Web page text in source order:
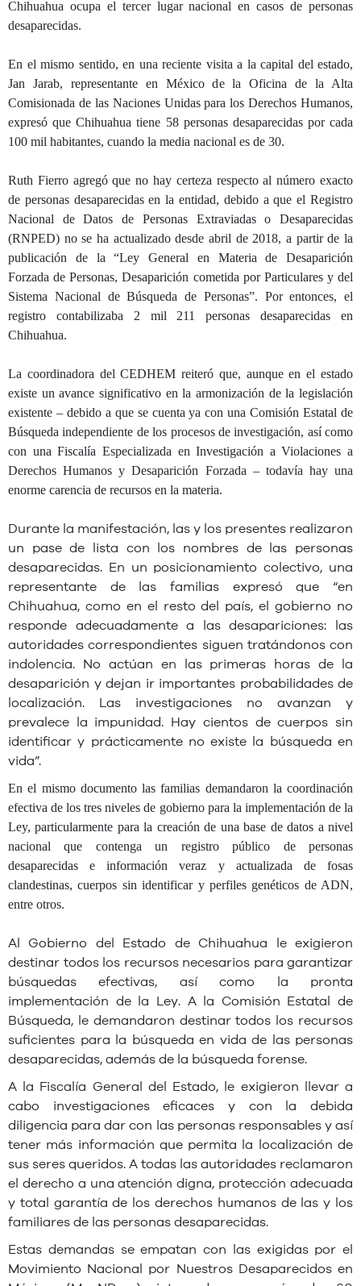
Chihuahua ocupa el tercer lugar nacional en casos de personas
desaparecidas.
En el mismo sentido, en una reciente visita a la capital del estado,
Jan Jarab, representante en México de la Oficina de la Alta
Comisionada de las Naciones Unidas para los Derechos Humanos,
expresó que Chihuahua tiene 58 personas desaparecidas por cada
100 mil habitantes, cuando la media nacional es de 30.
Ruth Fierro agregó que no hay certeza respecto al número exacto
de personas desaparecidas en la entidad, debido a que el Registro
Nacional de Datos de Personas Extraviadas o Desaparecidas
(RNPED) no se ha actualizado desde abril de 2018, a partir de la
publicación de la “Ley General en Materia de Desaparición
Forzada de Personas, Desaparición cometida por Particulares y del
Sistema Nacional de Búsqueda de Personas”. Por entonces, el
registro contabilizaba 2 mil 211 personas desaparecidas en
Chihuahua.
La coordinadora del CEDHEM reiteró que, aunque en el estado
existe un avance significativo en la armonización de la legislación
existente – debido a que se cuenta ya con una Comisión Estatal de
Búsqueda independiente de los procesos de investigación, así como
con una Fiscalía Especializada en Investigación a Violaciones a
Derechos Humanos y Desaparición Forzada – todavía hay una
enorme carencia de recursos en la materia.
Durante la manifestación, las y los presentes realizaron
un pase de lista con los nombres de las personas
desaparecidas. En un posicionamiento colectivo, una
representante de las familias expresó que “en
Chihuahua, como en el resto del país, el gobierno no
responde adecuadamente a las desapariciones: las
autoridades correspondientes siguen tratándonos con
indolencia. No actúan en las primeras horas de la
desaparición y dejan ir importantes probabilidades de
localización. Las investigaciones no avanzan y
prevalece la impunidad. Hay cientos de cuerpos sin
identificar y prácticamente no existe la búsqueda en
vida”.
En el mismo documento las familias demandaron la coordinación
efectiva de los tres niveles de gobierno para la implementación de la
Ley, particularmente para la creación de una base de datos a nivel
nacional que contenga un registro público de personas
desaparecidas e información veraz y actualizada de fosas
clandestinas, cuerpos sin identificar y perfiles genéticos de ADN,
entre otros.
Al Gobierno del Estado de Chihuahua le exigieron
destinar todos los recursos necesarios para garantizar
búsquedas efectivas, así como la pronta
implementación de la Ley. A la Comisión Estatal de
Búsqueda, le demandaron destinar todos los recursos
suficientes para la búsqueda en vida de las personas
desaparecidas, además de la búsqueda forense.
A la Fiscalía General del Estado, le exigieron llevar a
cabo investigaciones eficaces y con la debida
diligencia para dar con las personas responsables y así
tener más información que permita la localización de
sus seres queridos. A todas las autoridades reclamaron
el derecho a una atención digna, protección adecuada
y total garantía de los derechos humanos de las y los
familiares de las personas desaparecidas.
Estas demandas se empatan con las exigidas por el
Movimiento Nacional por Nuestros Desaparecidos en